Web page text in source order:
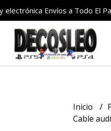
Envíos a Todo El
Inicio
Cable